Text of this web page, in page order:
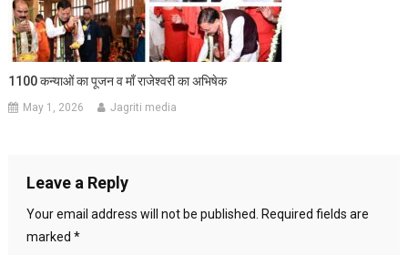
1100 कन्याओं का पूजन व माँ राजेश्वरी का अभिषेक
May 1, 2026 Jagriti media
Leave a Reply
Your email address will not be published. Required fields are
marked *